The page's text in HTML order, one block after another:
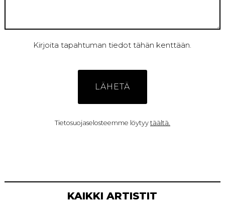
Kirjoita tapahtuman tiedot tähän kenttään.
Tietosuojaselosteemme löytyy täältä.
KAIKKI ARTISTIT